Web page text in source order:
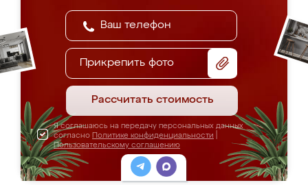
Прикрепить фото
Рассчитать стоимость
Я соглашаюсь на передачу персональных данных
согласно Политике конфиденциальности
Пользовательскому соглашению